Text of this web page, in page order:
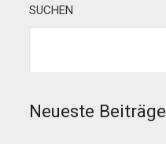
SUCHEN
Neueste Beiträge